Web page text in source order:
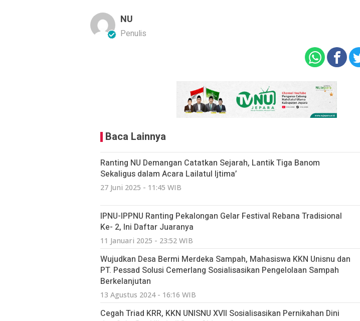
NU
Penulis
Baca Lainnya
Ranting NU Demangan Catatkan Sejarah, Lantik Tiga Banom
Sekaligus dalam Acara Lailatul Ijtima’
27 Juni 2025 - 11:45 WIB
IPNU-IPPNU Ranting Pekalongan Gelar Festival Rebana Tradisional
Ke- 2, Ini Daftar Juaranya
11 Januari 2025 - 23:52 WIB
Wujudkan Desa Bermi Merdeka Sampah, Mahasiswa KKN Unisnu dan
PT. Pessad Solusi Cemerlang Sosialisasikan Pengelolaan Sampah
Berkelanjutan
13 Agustus 2024 - 16:16 WIB
Cegah Triad KRR, KKN UNISNU XVII Sosialisasikan Pernikahan Dini